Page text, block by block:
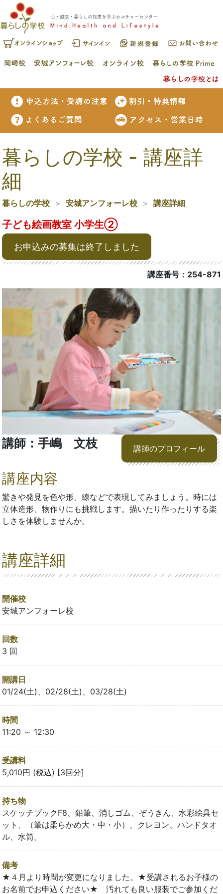
暮らしの学校 - 講座詳
細
暮らしの学校 安城アンフォーレ校 講座詳細
子ども絵画教室 小学生➁
お申込みの募集は終了しました
講座番号：254-871
講師：手嶋 文枝 講師のプロフィール
講座内容
驚きや発見を色や形、線などで表現してみましょう。時には
立体造形、物作りにも挑戦します。描いたり作ったりする楽
しさを体験しませんか。
講座詳細
開催校
安城アンフォーレ校
回数
3 回
開講日
01/24(土)、02/28(土)、03/28(土)
時間
11:20 ～ 12:30
受講料
5,010円 (税込) [3回分]
持ち物
スケッチブックF8、鉛筆、消しゴム、ぞうきん、水彩絵具セ
ット、（筆は柔らかめ大・中・小）、クレヨン、ハンドタオ
ル、水筒。
備考
★４月より時間が変更になりました。★受講されるお子様の
お名前でお申込ください★ 汚れても良い服装でご参加くだ